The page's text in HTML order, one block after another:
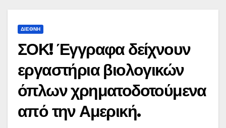
ΔΙΕΘΝΉ
ΣΟΚ! Έγγραφα δείχνουν
εργαστήρια βιολογικών
όπλων χρηματοδοτούμενα
από την Αμερική.